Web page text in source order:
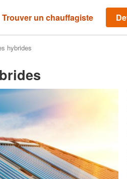
Trouver un chauffagiste
hybrides